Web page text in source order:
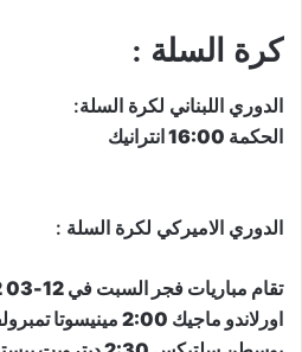
كرة السلة :
​الدوري اللبناني لكرة السلة​:
الحكمة 16:00 انترانيك
​الدوري الاميركي لكرة السلة​ :
تقام مباريات فجر السبت في 12-03 2022
اورلاندو ماجيك 2:00 مينيسوتا تمبرولفزز